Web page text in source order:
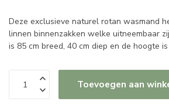
Deze exclusieve naturel rotan wasmand
linnen binnenzakken welke uitneembaar
is 85 cm breed, 40 cm diep en de hoogte is
Toevoegen aan